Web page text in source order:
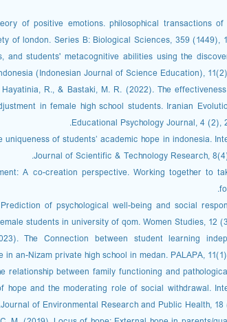
of positive emotions. philosophical transactions
and students' metacognitive abilities using the
(Indonesian Journal of Science Education),
R., & Bastaki, M. R. (2022). The
in female high school students. Iranian
Educational Psychology Journal, 4 (2),
of students’ academic hope in indonesia.
Journal of Scientific & Technology Research,
A co-creation perspective. Working together to
of psychological well-being and social
students in university of qom. Women Studies, 12
The Connection between student learning
an-Nizam private high school in medan. PALAPA,
relationship between family functioning and
hope and the moderating role of social withdrawal.
Journal of Environmental Research and Public Health, 18